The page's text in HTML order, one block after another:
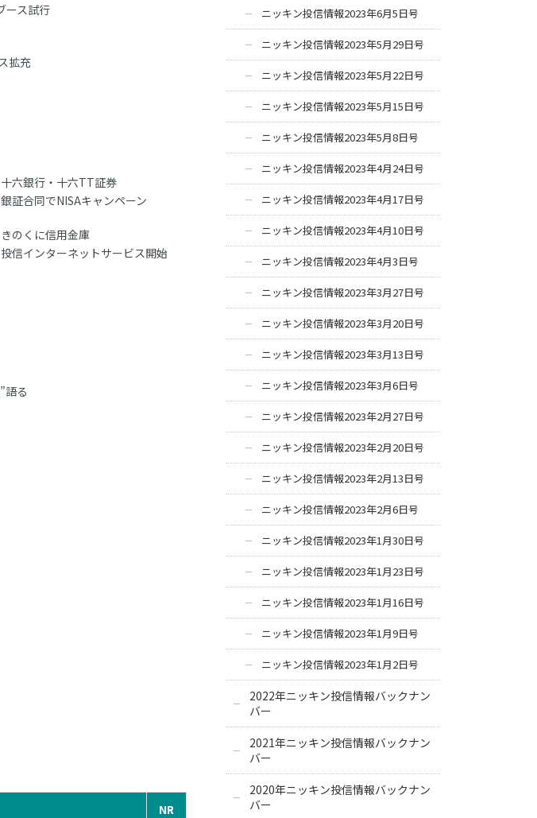
ース試行
拡充
十六銀行・十六TT証券
銀証合同でNISAキャンペーン
きのくに信用金庫
投信インターネットサービス開始
語る
NR
ニッキン投信情報2023年6月5日号
ニッキン投信情報2023年5月29日号
ニッキン投信情報2023年5月22日号
ニッキン投信情報2023年5月15日号
ニッキン投信情報2023年5月8日号
ニッキン投信情報2023年4月24日号
ニッキン投信情報2023年4月17日号
ニッキン投信情報2023年4月10日号
ニッキン投信情報2023年4月3日号
ニッキン投信情報2023年3月27日号
ニッキン投信情報2023年3月20日号
ニッキン投信情報2023年3月13日号
ニッキン投信情報2023年3月6日号
ニッキン投信情報2023年2月27日号
ニッキン投信情報2023年2月20日号
ニッキン投信情報2023年2月13日号
ニッキン投信情報2023年2月6日号
ニッキン投信情報2023年1月30日号
ニッキン投信情報2023年1月23日号
ニッキン投信情報2023年1月16日号
ニッキン投信情報2023年1月9日号
ニッキン投信情報2023年1月2日号
2022年ニッキン投信情報バックナン
バー
2021年ニッキン投信情報バックナン
バー
2020年ニッキン投信情報バックナン
バー